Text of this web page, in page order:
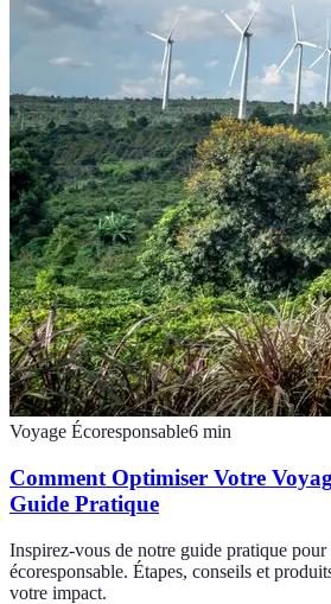
Voyage Écoresponsable6 min
Comment Optimiser Votre
Guide Pratique
Inspirez-vous de notre guide pratique
écoresponsable. Étapes, conseils et
votre impact.